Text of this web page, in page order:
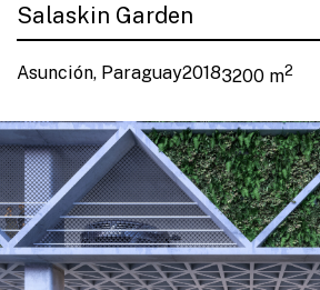
Salaskin Garden
Asunción, Paraguay20183200 m2